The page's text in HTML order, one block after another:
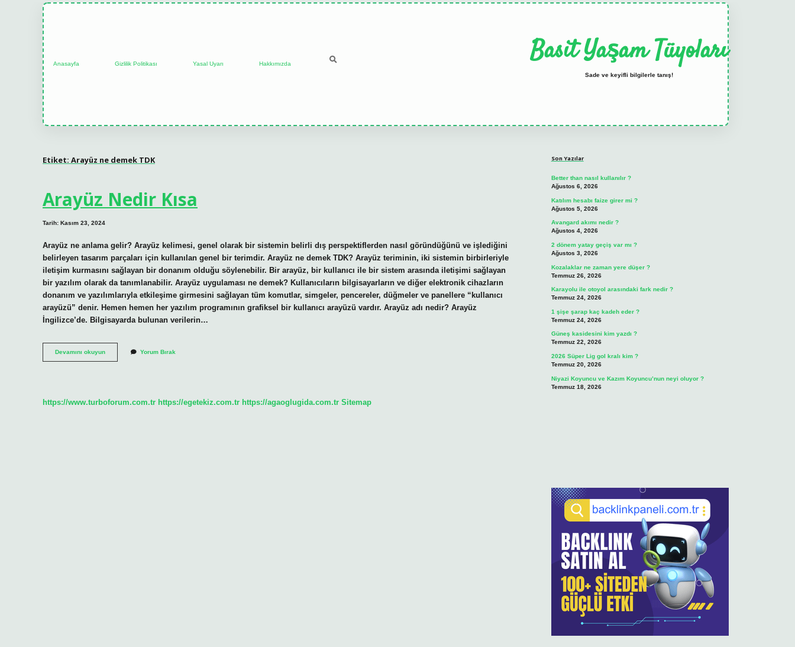
Anasayfa Gizlilik Politikası Yasal Uyarı Hakkımızda Basit Yaşam Tüyoları
Sade ve keyifli bilgilerle tanış!
Etiket: Arayüz ne demek TDK
Arayüz Nedir Kısa
Tarih: Kasım 23, 2024
Arayüz ne anlama gelir? Arayüz kelimesi, genel olarak bir sistemin belirli dış perspektiflerden nasıl göründüğünü ve işlediğini
belirleyen tasarım parçaları için kullanılan genel bir terimdir. Arayüz ne demek TDK? Arayüz teriminin, iki sistemin birbirleriyle
iletişim kurmasını sağlayan bir donanım olduğu söylenebilir. Bir arayüz, bir kullanıcı ile bir sistem arasında iletişimi sağlayan
bir yazılım olarak da tanımlanabilir. Arayüz uygulaması ne demek? Kullanıcıların bilgisayarların ve diğer elektronik cihazların
donanım ve yazılımlarıyla etkileşime girmesini sağlayan tüm komutlar, simgeler, pencereler, düğmeler ve panellere “kullanıcı
arayüzü” denir. Hemen hemen her yazılım programının grafiksel bir kullanıcı arayüzü vardır. Arayüz adı nedir? Arayüz
İngilizce’de. Bilgisayarda bulunan verilerin…
Devamını okuyunArayüz
Nedir
Yorum Bırak
https://www.turboforum.com.tr https://egetekiz.com.tr https://agaoglugida.com.tr Sitemap
Son Yazılar
Better than nasıl kullanılır ?
Ağustos 6, 2026
Katılım hesabı faize girer mi ?
Ağustos 5, 2026
Avangard akımı nedir ?
Ağustos 4, 2026
2 dönem yatay geçiş var mı ?
Ağustos 3, 2026
Kozalaklar ne zaman yere düşer ?
Temmuz 26, 2026
Karayolu ile otoyol arasındaki fark nedir ?
Temmuz 24, 2026
1 şişe şarap kaç kadeh eder ?
Temmuz 24, 2026
Güneş kasidesini kim yazdı ?
Temmuz 22, 2026
2026 Süper Lig gol kralı kim ?
Temmuz 20, 2026
Niyazi Koyuncu ve Kazım Koyuncu’nun neyi oluyor ?
Temmuz 18, 2026